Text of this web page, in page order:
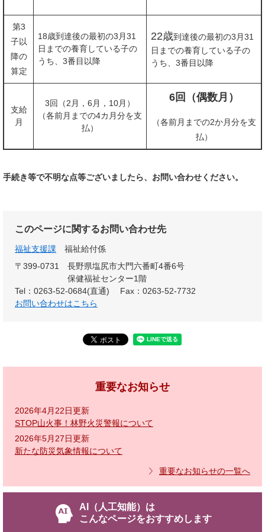
第3
子以
降の
算定
18歳到達後の最初の3月31
日までの養育している子の
うち、3番目以降
22歳到達後の最初の3月31
日までの養育している子の
うち、3番目以降
支給
月
3回（2月，6月，10月）
（各前月までの4カ月分を支
払）
6回（偶数月）
（各前月までの2か月分を支
払）
手続き等で不明な点等ございましたら、お問い合わせください。
このページに関するお問い合わせ先
福祉支援課
福祉給付係
〒399-0731
長野県塩尻市大門六番町4番6号
保健福祉センター1階
Tel：0263-52-0684(直通)
Fax：0263-52-7732
お問い合わせはこちら
重要なお知らせ
2026年4月22日更新
STOP山火事！林野火災警報について
2026年5月27日更新
新たな防災気象情報について
重要なお知らせの一覧へ
AI（人工知能）は
こんなページをおすすめします